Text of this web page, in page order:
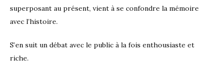
superposant au présent, vient à se confondre la mémoire
avec l’histoire.
S’en suit un débat avec le public à la fois enthousiaste et
riche.